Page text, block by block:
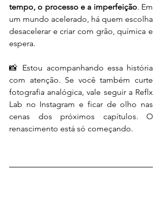
tempo, o processo e a imperfeição. Em
um mundo acelerado, há quem escolha
desacelerar e criar com grão, química e
espera.
📸 Estou acompanhando essa história
com atenção. Se você também curte
fotografia analógica, vale seguir a Reflx
Lab no Instagram e ficar de olho nas
cenas dos próximos capítulos. O
renascimento está só começando.